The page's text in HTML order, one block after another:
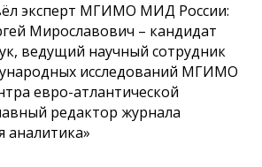
эксперт МГИМО МИД России:
Мирославович – кандидат
ведущий научный сотрудник
исследований МГИМО
евро-атлантической
редактор журнала
аналитика»